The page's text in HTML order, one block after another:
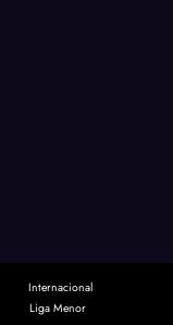
Internacional
Liga Menor